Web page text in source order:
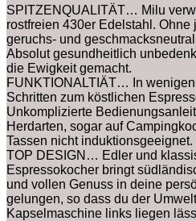
€42.95
SPITZENQUALITÄT… Milu
rostfreien 430er Edelstahl. Ohne
geruchs- und
Absolut gesundheitlich
die Ewigkeit gemacht.
FUNKTIONALTIÄT… In
Schritten zum köstlichen
Unkomplizierte
Herdarten, sogar auf
Tassen nicht induktionsgeeignet.
TOP DESIGN… Edler und
Espressokocher bringt
und vollen Genuss in deine
gelungen, so dass du der
Kapselmaschine links liegen